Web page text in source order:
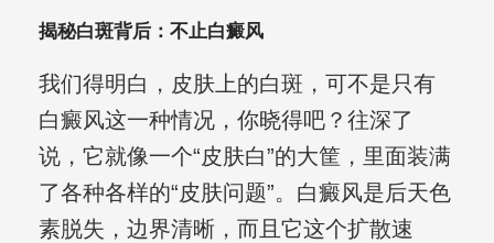
揭秘白斑背后：不止白癜风
我们得明白，皮肤上的白斑，可不是只有
白癜风这一种情况，你晓得吧？往深了
说，它就像一个“皮肤白”的大筐，里面装满
了各种各样的“皮肤问题”。白癜风是后天色
素脱失，边界清晰，而且它这个扩散速